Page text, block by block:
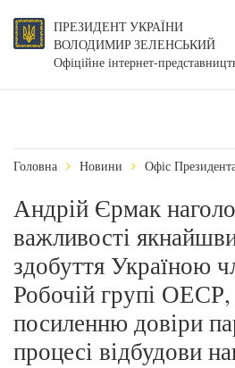
ПРЕЗИДЕНТ УКРАЇНИ
ВОЛОДИМИР ЗЕЛЕНСЬКИЙ
Офіційне інтернет-
Головна Новини Офіс
Андрій Єрмак
важливості
здобуття Україною
Робочій групі
посиленню довіри
процесі відбудови